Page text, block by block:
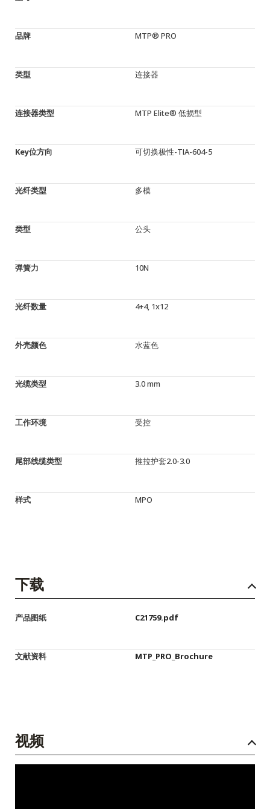
品牌 MTP® PRO
类型 连接器
连接器类型 MTP Elite® 低损型
Key位方向 可切换极性-TIA-604-5
光纤类型 多模
类型 公头
弹簧力 10N
光纤数量 4+4, 1x12
外壳颜色 水蓝色
光缆类型 3.0 mm
工作环境 受控
尾部线缆类型 推拉护套2.0-3.0
样式 MPO
下载
产品图纸 C21759.pdf
文献资料 MTP_PRO_Brochure
视频